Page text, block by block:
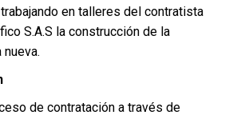
en talleres del contratista
S.A.S la construcción de la
de contratación a través de